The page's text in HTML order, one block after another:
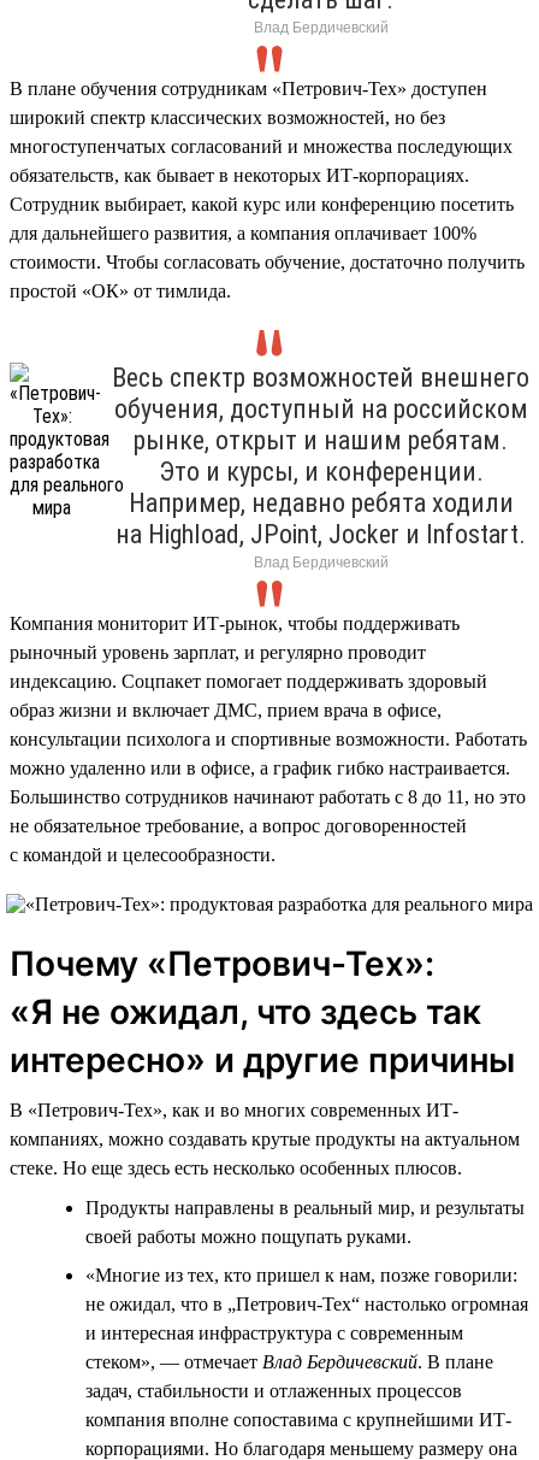
Влад Бердичевский
В плане обучения сотрудникам «Петрович-Тех» доступен
широкий спектр классических возможностей, но без
многоступенчатых согласований и множества последующих
обязательств, как бывает в некоторых ИТ-корпорациях.
Сотрудник выбирает, какой курс или конференцию посетить
для дальнейшего развития, а компания оплачивает 100%
стоимости. Чтобы согласовать обучение, достаточно получить
простой «ОК» от тимлида.
Весь спектр возможностей внешнего
обучения, доступный на российском
рынке, открыт и нашим ребятам.
Это и курсы, и конференции.
Например, недавно ребята ходили
на Highload, JPoint, Jocker и Infostart.
Влад Бердичевский
Компания мониторит ИТ-рынок, чтобы поддерживать
рыночный уровень зарплат, и регулярно проводит
индексацию. Соцпакет помогает поддерживать здоровый
образ жизни и включает ДМС, прием врача в офисе,
консультации психолога и спортивные возможности. Работать
можно удаленно или в офисе, а график гибко настраивается.
Большинство сотрудников начинают работать с 8 до 11, но это
не обязательное требование, а вопрос договоренностей
с командой и целесообразности.
Почему «Петрович-Тех»:
«Я не ожидал, что здесь так
интересно» и другие причины
В «Петрович-Тех», как и во многих современных ИТ-
компаниях, можно создавать крутые продукты на актуальном
стеке. Но еще здесь есть несколько особенных плюсов.
Продукты направлены в реальный мир, и результаты
своей работы можно пощупать руками.
«Многие из тех, кто пришел к нам, позже говорили:
не ожидал, что в „Петрович-Тех“ настолько огромная
и интересная инфраструктура с современным
стеком», — отмечает Влад Бердичевский. В плане
задач, стабильности и отлаженных процессов
компания вполне сопоставима с крупнейшими ИТ-
корпорациями. Но благодаря меньшему размеру она